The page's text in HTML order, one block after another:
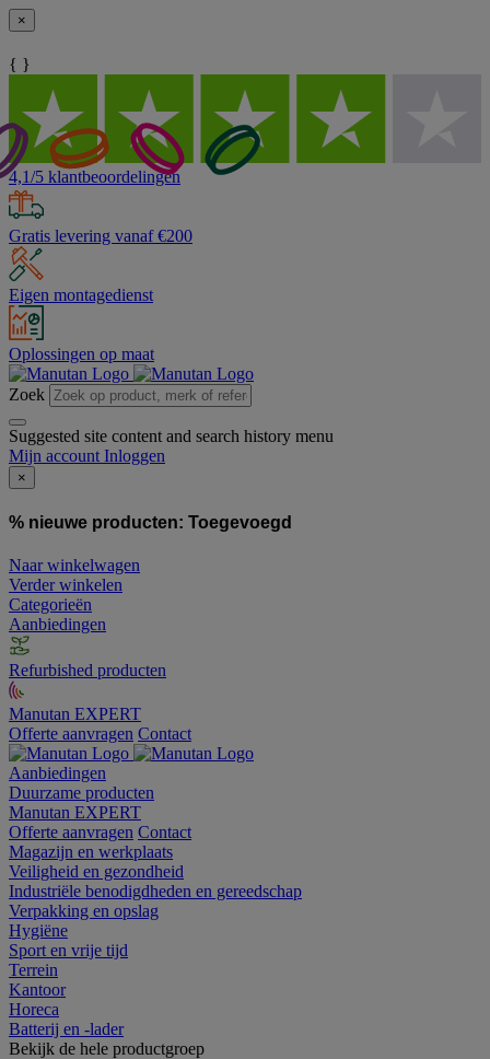
×
{ }
4,1/5 klantbeoordelingen
Gratis levering vanaf €200
Eigen montagedienst
Oplossingen op maat
Zoek
Suggested site content and search history menu
Mijn account Inloggen
×
% nieuwe producten: Toegevoegd
Naar winkelwagen
Verder winkelen
Categorieën
Aanbiedingen
Refurbished producten
Manutan EXPERT
Offerte aanvragen Contact
Aanbiedingen
Duurzame producten
Manutan EXPERT
Offerte aanvragen Contact
Magazijn en werkplaats
Veiligheid en gezondheid
Industriële benodigdheden en gereedschap
Verpakking en opslag
Hygiëne
Sport en vrije tijd
Terrein
Kantoor
Horeca
Batterij en -lader
Bekijk de hele productgroep